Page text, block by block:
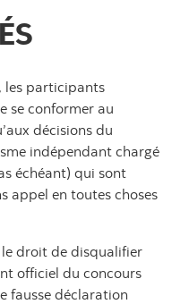
les participants
se conformer au
décisions du
indépendant chargé
échéant) qui sont
appel en toutes choses
droit de disqualifier
officiel du concours
fausse déclaration